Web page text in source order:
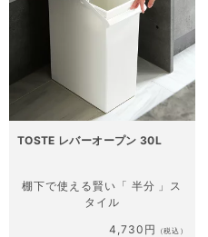
TOSTE レバーオープン 30L
棚下で使える賢い「 半分 」ス
タイル
4,730円
（税込）